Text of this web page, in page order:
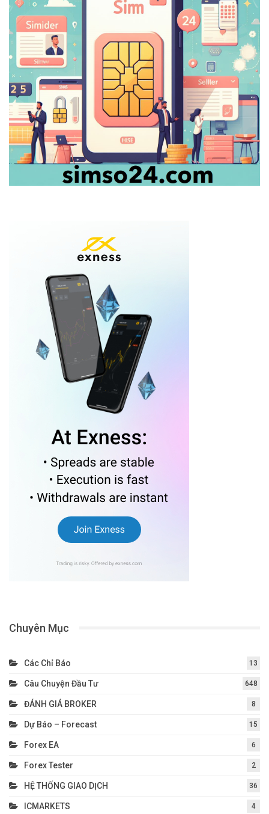
Chuyên Mục
Các Chỉ Báo 13
Câu Chuyện Đầu Tư 648
ĐÁNH GIÁ BROKER 8
Dự Báo – Forecast 15
Forex EA 6
Forex Tester 2
HỆ THỐNG GIAO DỊCH 36
ICMARKETS 4